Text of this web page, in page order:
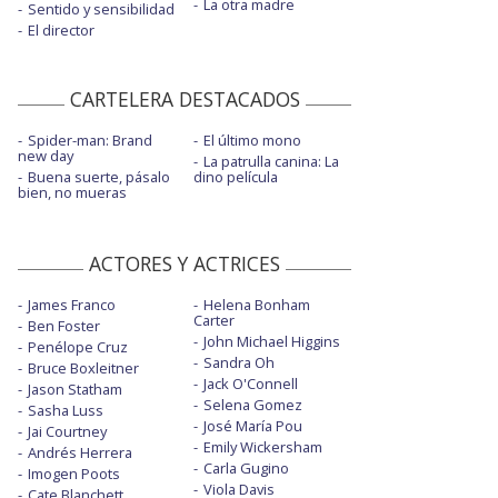
Sentido y sensibilidad
El director
La otra madre
CARTELERA DESTACADOS
Spider-man: Brand
new day
Buena suerte, pásalo
bien, no mueras
El último mono
La patrulla canina: La
dino película
ACTORES Y ACTRICES
James Franco
Ben Foster
Penélope Cruz
Bruce Boxleitner
Jason Statham
Sasha Luss
Jai Courtney
Andrés Herrera
Imogen Poots
Helena Bonham
Carter
John Michael Higgins
Sandra Oh
Jack O'Connell
Selena Gomez
José María Pou
Emily Wickersham
Carla Gugino
Viola Davis